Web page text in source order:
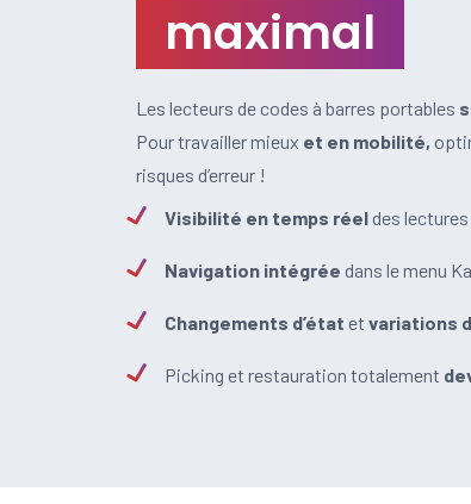
maximal
Les lecteurs de codes à barres portables
Pour travailler mieux et en mobilité,
risques d’erreur !
Visibilité en temps réel des
Navigation intégrée dans le menu
Changements d’état et variations
Picking et restauration totalement